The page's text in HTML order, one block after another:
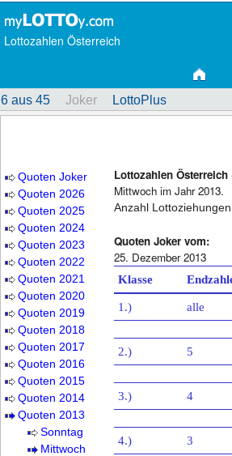
Lottozahlen Österreich
6 aus 45 Joker LottoPlus
Quoten Joker
Quoten 2026
Quoten 2025
Quoten 2024
Quoten 2023
Quoten 2022
Quoten 2021
Quoten 2020
Quoten 2019
Quoten 2018
Quoten 2017
Quoten 2016
Quoten 2015
Quoten 2014
Quoten 2013
Sonntag
Mittwoch
Lottozahlen Österreich
Mittwoch im Jahr 2013.
Anzahl
Quoten Joker vom:
25. Dezember 2013
Klasse
1.) alle
2.) 5
3.) 4
4.) 3